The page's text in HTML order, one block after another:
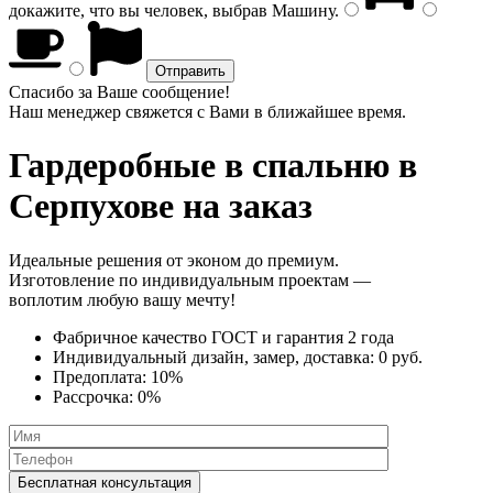
докажите, что вы человек, выбрав Машину.
Спасибо за Ваше сообщение!
Наш менеджер свяжется с Вами в ближайшее время.
Гардеробные в спальню в
Серпухове на заказ
Идеальные решения от эконом до премиум.
Изготовление по индивидуальным проектам —
воплотим любую вашу мечту!
Фабричное качество ГОСТ и гарантия 2 года
Индивидуальный дизайн, замер, доставка: 0 руб.
Предоплата: 10%
Рассрочка: 0%